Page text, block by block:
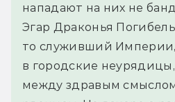
нападают на них не
Эгар Драконья
то служивший Империи,
в городские
между здравым